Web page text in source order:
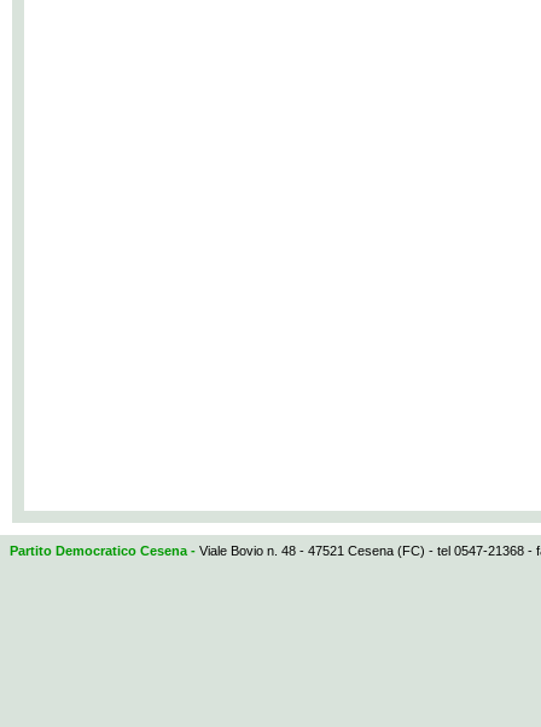
Partito Democratico Cesena - Viale Bovio n. 48 - 47521 Cesena (FC) - tel 0547-21368 -